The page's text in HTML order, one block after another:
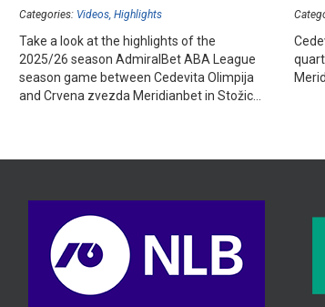
Categories: Videos Highlights
Take a look at the highlights of the
2025/26 season AdmiralBet ABA League
season game between Cedevita Olimpija
and Crvena zvezda Meridianbet in Stožice